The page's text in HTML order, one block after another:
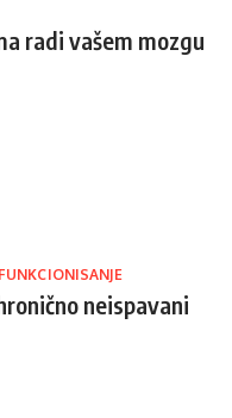
radi vašem mozgu
neispavani